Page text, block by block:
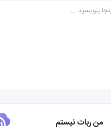
من ربات نیستم